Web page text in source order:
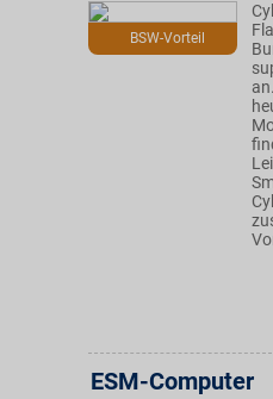
BSW-Vorteil
ESM-Computer